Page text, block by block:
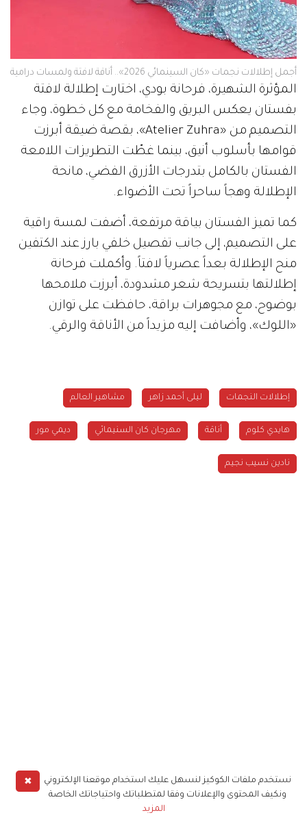
أجمل إطلالات نجمات «كان السينمائي 2026».. أناقة لافتة ولمسات درامية
المؤثرة الشهيرة، فرحانة بودي، اختارت إطلالة لافتة
بفستان يعكس البريق والفخامة مع كل خطوة، وجاء
التصميم من «Atelier Zuhra»، بقصة ضيقة أبرزت
قوامها بأسلوب أنيق، بينما غطّت التطريزات اللامعة
الفستان بالكامل بتدرجات الأزرق الفضي، مانحة
الإطلالة وهجاً ساحراً تحت الأضواء.
كما تميز الفستان بياقة مرتفعة، أضفت لمسة راقية
على التصميم، إلى جانب تفصيل خلفي بارز عند الكتفين
منح الإطلالة بعداً عصرياً لافتاً. وأكملت فرحانة
إطلالتها بتسريحة شعر مشدودة، أبرزت ملامحها
بوضوح، مع مجوهرات براقة، حافظت على توازن
«اللوك»، وأضافت إليه مزيداً من الأناقة والرقي.
إطلالات النجمات ليلى أحمد زاهر مشاهير العالم
هايدي كلوم أناقة مهرجان كان السنيمائي ديمي مور
نادين نسيب نجيم
✖
نستخدم ملفات الكوكيز لنسهل عليك استخدام موقعنا الإلكتروني
ونكيف المحتوى والإعلانات وفقا لمتطلباتك واحتياجاتك الخاصة
المزيد